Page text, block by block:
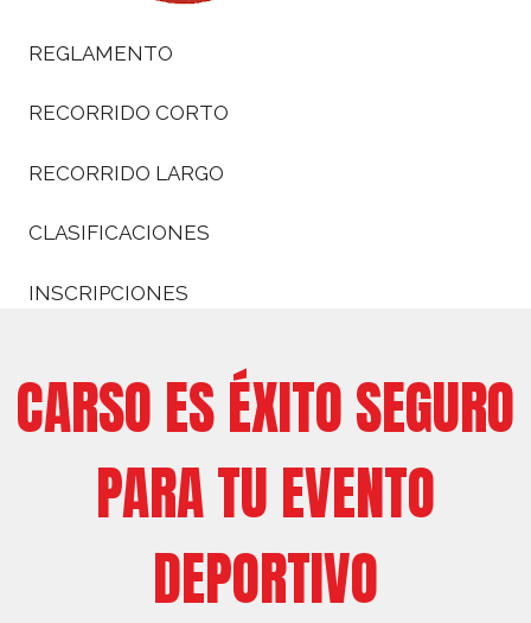
REGLAMENTO
RECORRIDO CORTO
RECORRIDO LARGO
CLASIFICACIONES
INSCRIPCIONES
CARSO ES ÉXITO SEGURO
PARA TU EVENTO
DEPORTIVO